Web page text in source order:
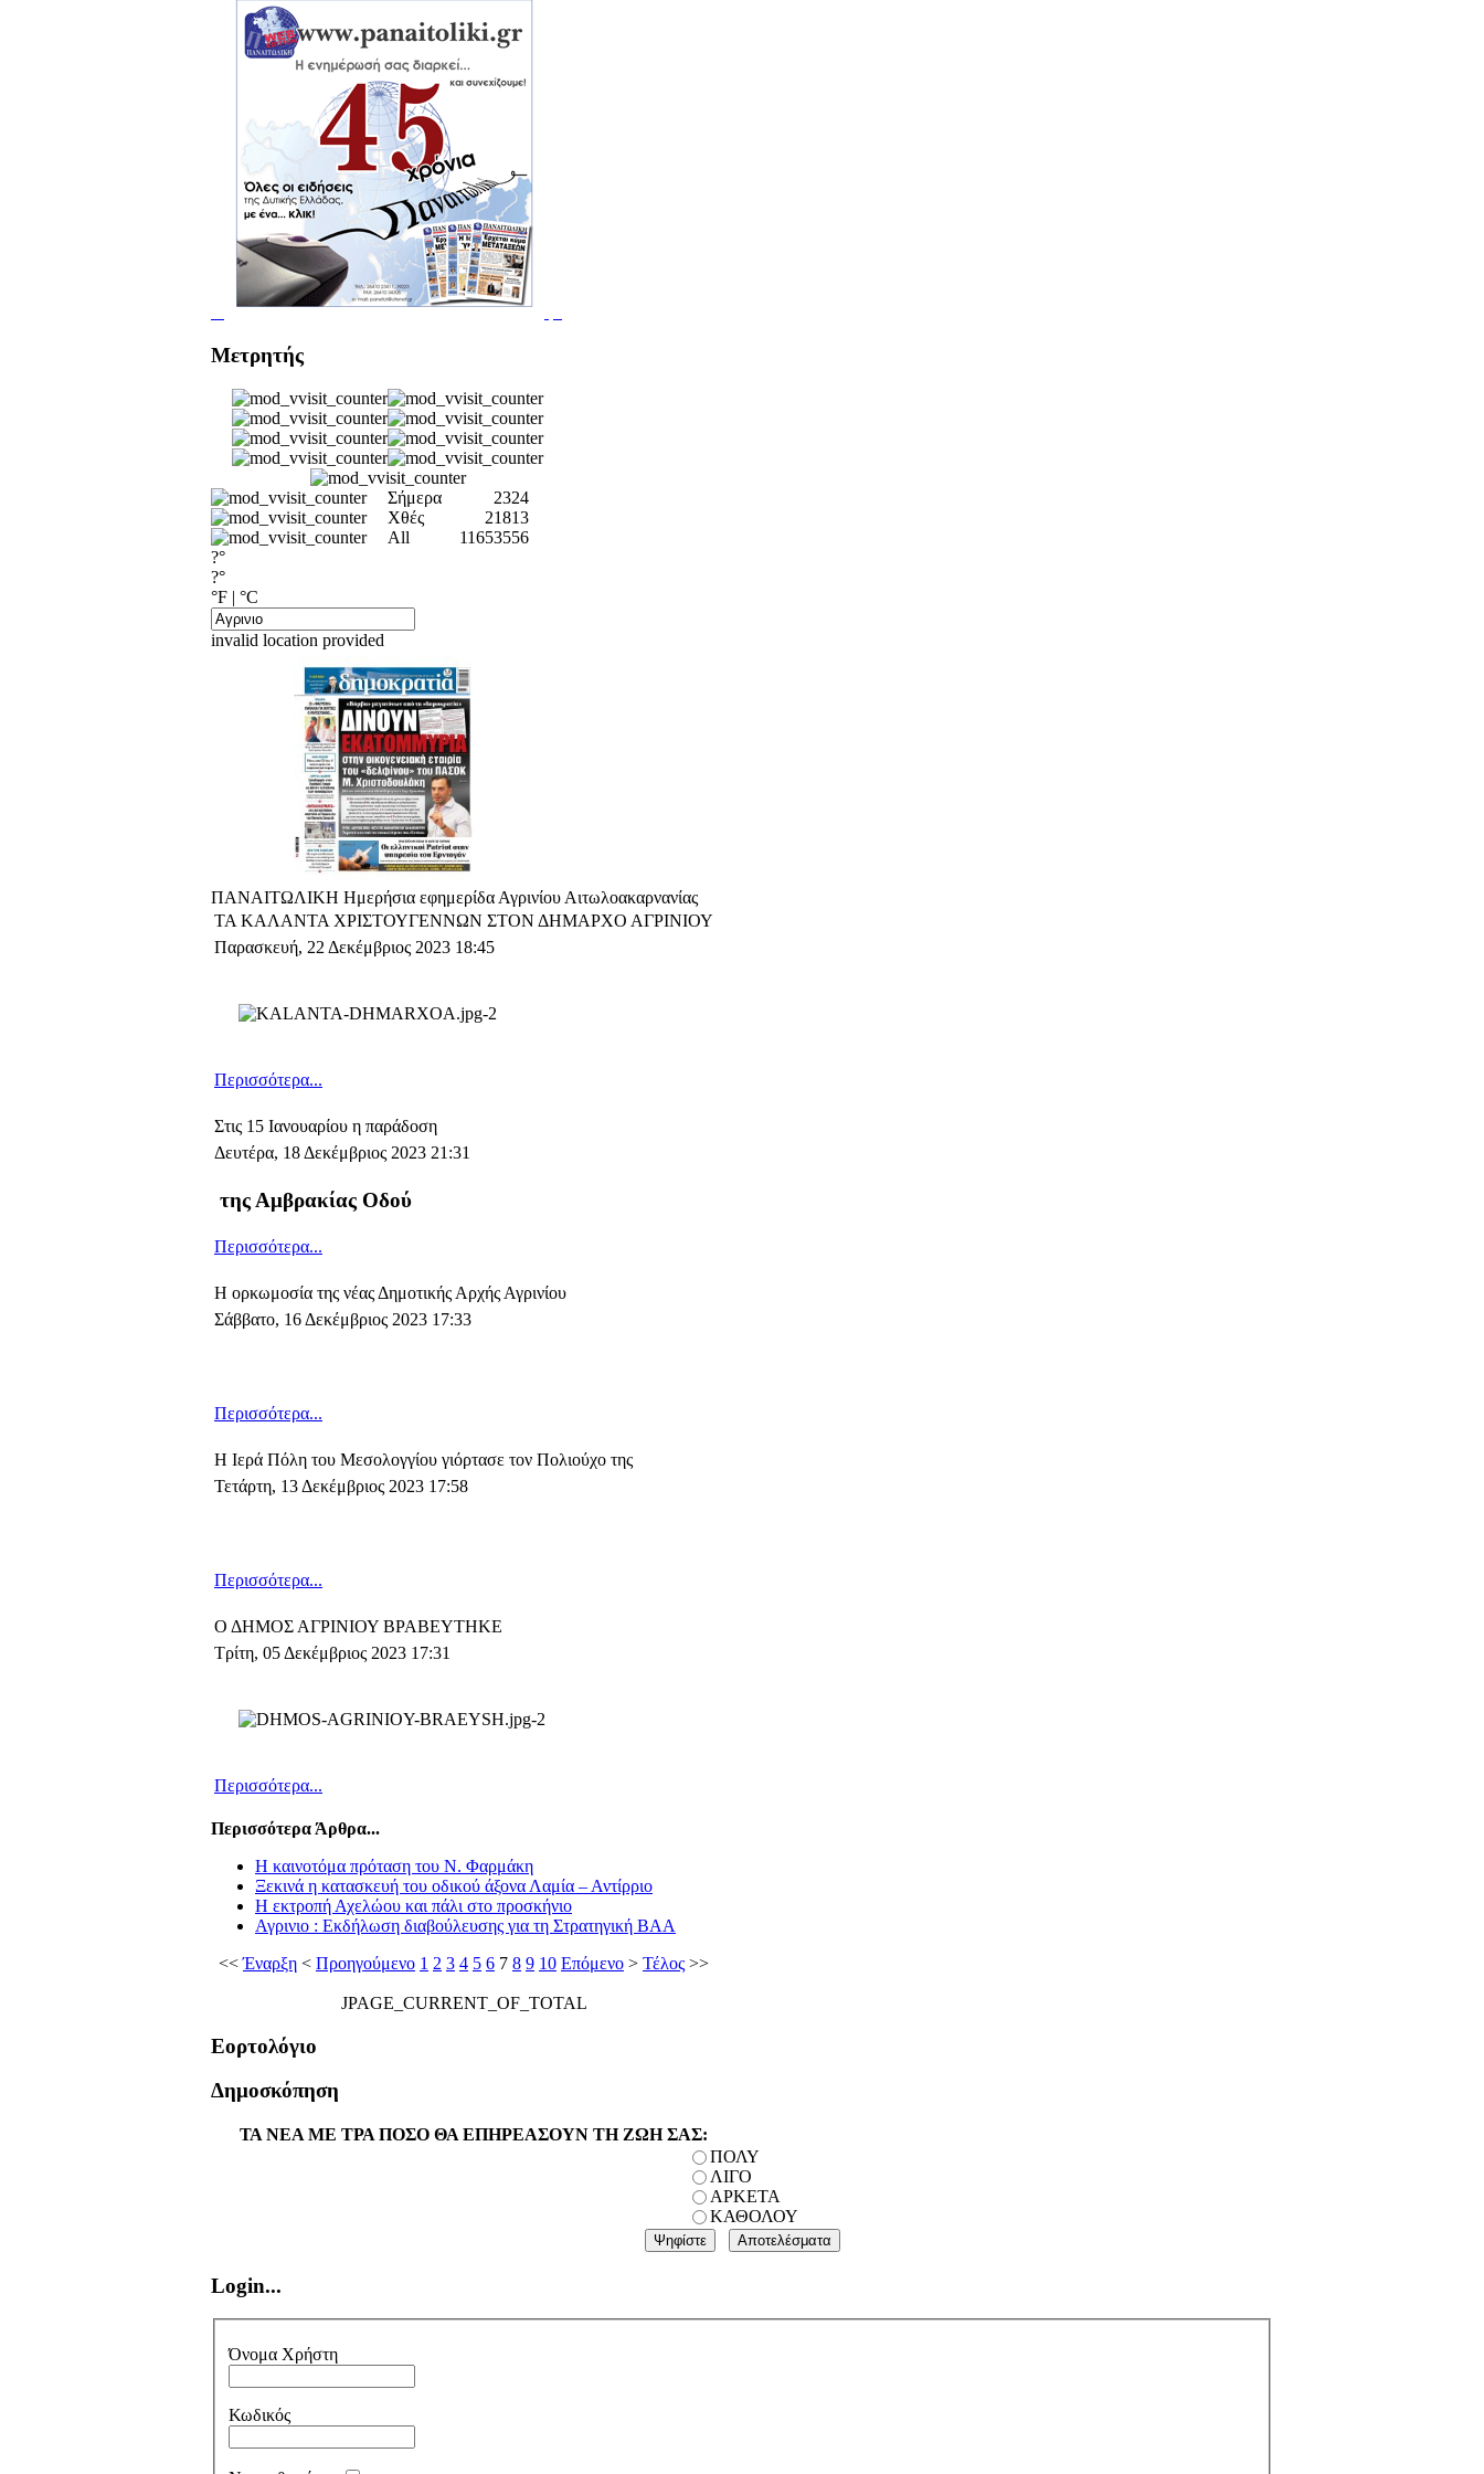
Μετρητής
Σήμερα
2324
Χθές
21813
All
11653556
?°
?°
°F | °C
invalid location provided
ΠΑΝΑΙΤΩΛΙΚΗ Ημερήσια εφημερίδα Αγρινίου Αιτωλοακαρνανίας
ΤΑ ΚΑΛΑΝΤΑ ΧΡΙΣΤΟΥΓΕΝΝΩΝ ΣΤΟΝ ΔΗΜΑΡΧΟ ΑΓΡΙΝΙΟΥ
Παρασκευή, 22 Δεκέμβριος 2023 18:45
Περισσότερα...
Στις 15 Ιανουαρίου η παράδοση
Δευτέρα, 18 Δεκέμβριος 2023 21:31
της Αμβρακίας Οδού
Περισσότερα...
Η ορκωμοσία της νέας Δημοτικής Αρχής Αγρινίου
Σάββατο, 16 Δεκέμβριος 2023 17:33
Περισσότερα...
Η Ιερά Πόλη του Μεσολογγίου γιόρτασε τον Πολιούχο της
Τετάρτη, 13 Δεκέμβριος 2023 17:58
Περισσότερα...
Ο ΔΗΜΟΣ ΑΓΡΙΝΙΟΥ ΒΡΑΒΕΥΤΗΚΕ
Τρίτη, 05 Δεκέμβριος 2023 17:31
Περισσότερα...
Περισσότερα Άρθρα...
Η καινοτόμα πρόταση του Ν. Φαρμάκη
Ξεκινά η κατασκευή του οδικού άξονα Λαμία – Αντίρριο
Η εκτροπή Αχελώου και πάλι στο προσκήνιο
Αγρινιο : Εκδήλωση διαβούλευσης για τη Στρατηγική ΒΑΑ
<<Έναρξη < Προηγούμενο 1 2 3 4 5 6 7 8 9 10 Επόμενο > Τέλος >>
JPAGE_CURRENT_OF_TOTAL
Εορτολόγιο
Δημοσκόπηση
ΤΑ ΝΕΑ ΜΕ ΤΡΑ ΠΟΣΟ ΘΑ ΕΠΗΡΕΑΣΟΥΝ ΤΗ ΖΩΗ ΣΑΣ:
ΠΟΛΥ
ΛΙΓΟ
ΑΡΚΕΤΑ
ΚΑΘΟΛΟΥ
Login...
Όνομα Χρήστη
Κωδικός